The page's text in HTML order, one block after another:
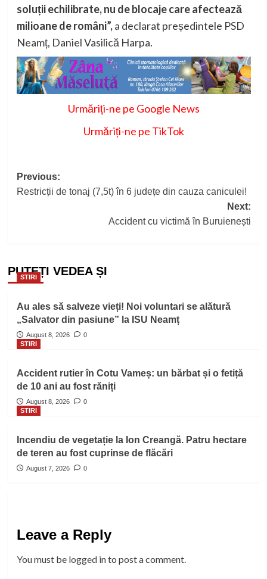
soluții echilibrate, nu de blocaje care afectează
milioane de români”,a declarat președintele PSD
Neamț, Daniel Vasilică Harpa.
Urmăriți-ne pe Google News
Urmăriți-ne pe TikTok
Post
navigation
Previous:
Restricții de tonaj (7,5t) în 6 județe din cauza caniculei!
Next:
Accident cu victimă în Buruienești
PUTEȚI VEDEA ȘI
STIRI
Au ales să salveze vieți! Noi voluntari se alătură
„Salvator din pasiune” la ISU Neamț
August 8, 2026
0
STIRI
Accident rutier în Cotu Vameș: un bărbat și o fetiță
de 10 ani au fost răniți
August 8, 2026
0
STIRI
Incendiu de vegetație la Ion Creangă. Patru hectare
de teren au fost cuprinse de flăcări
August 7, 2026 0
Leave a Reply
You must be logged into post a comment.